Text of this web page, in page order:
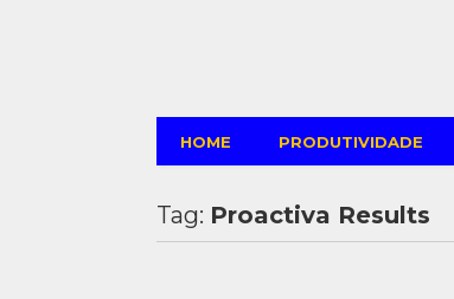
HOME PRODUTIVIDADE
Tag: Proactiva Results